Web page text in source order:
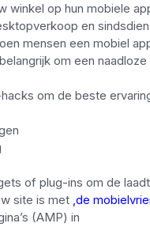
winkel op hun mobiele
en
mensen een mobiel
om een
om de beste
of plug-ins om de
site is met ,de
(AMP) in